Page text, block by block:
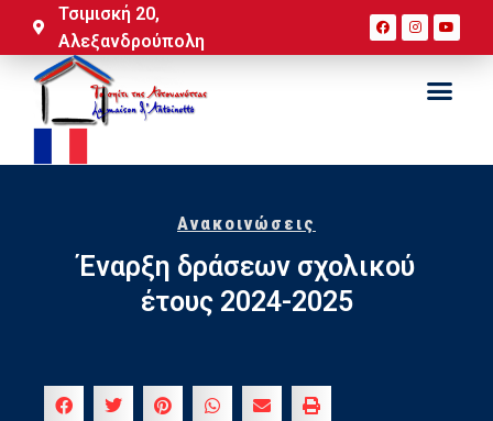
Τσιμισκή 20,
Αλεξανδρούπολη
Ανακοινώσεις
Έναρξη δράσεων σχολικού
έτους 2024-2025